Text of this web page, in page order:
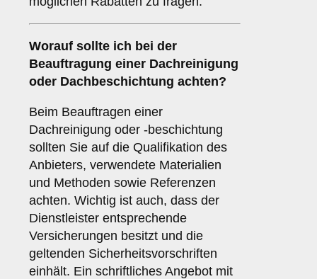
Worauf sollte ich bei der
Beauftragung einer Dachreinigung
oder Dachbeschichtung achten?
Beim Beauftragen einer
Dachreinigung oder -beschichtung
sollten Sie auf die Qualifikation des
Anbieters, verwendete Materialien
und Methoden sowie Referenzen
achten. Wichtig ist auch, dass der
Dienstleister entsprechende
Versicherungen besitzt und die
geltenden Sicherheitsvorschriften
einhält. Ein schriftliches Angebot mit